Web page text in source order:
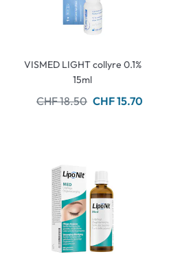
VISMED LIGHT collyre 0.1%
15ml
CHF 18.50 CHF 15.70